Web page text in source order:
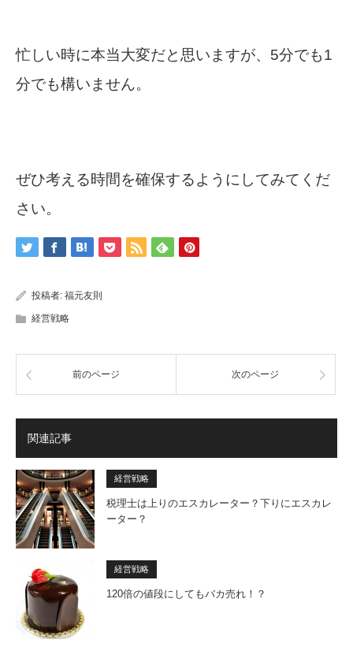
忙しい時に本当大変だと思いますが、5分でも1
分でも構いません。
ぜひ考える時間を確保するようにしてみてくだ
さい。
投稿者: 福元友則
経営戦略
前のページ 次のページ
関連記事
経営戦略
税理士は上りのエスカレーター？下りにエスカレ
ーター？
経営戦略
120倍の値段にしてもバカ売れ！？